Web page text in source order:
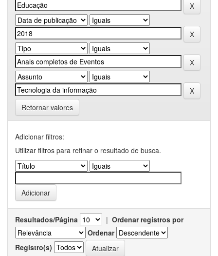
Retornar valores
Adicionar filtros:
Utilizar filtros para refinar o resultado de busca.
Resultados/Página | Ordenar registros por
Ordenar
Registro(s)